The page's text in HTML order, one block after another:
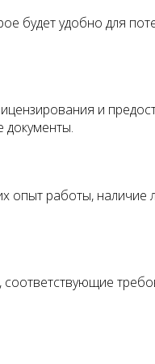
будет удобно для
и
документы.
работы, наличие